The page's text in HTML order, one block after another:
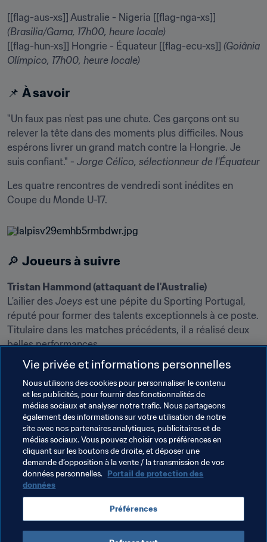
(Brasilia/Gama, 17h00, heure locale)
[[flag-hun-xs]] Hongrie - Équateur [[flag-ecu-xs]] (Goiânia
Olímpico, 17h00, heure locale)
📌 À savoir
"Un faux pas n'est pas une chute. Ces garçons ont su
relever la tête dans des moments plus difficiles. Nous
espérons livrer un grand match contre la Hongrie. Je
suis confiant." - Jorge Célico, sélectionneur de l'Équateur
Les quatre rencontres de vendredi sont inédites en
Coupe du Monde U-17.
🔎 Joueurs à suivre
Tristan Hammond (attaquant de l'Australie)
L'ailier des Joeys est une pépite du Sporting Portugal,
réputé pour former des talents exceptionnels à ce poste.
Titulaire dans les matches précédents, il a réalisé deux
belles performances.
Zini (milieu de l'Angola)
Le milieu angolais a fait parler la poudre à deux reprises
jusqu'ici et il est devenu le cauchemar des équipes
adverses. Il peut jouer au centre ou sur les côtés, de
préférence à gauche. Il sait aussi surgir par surprise dans
la surface, comme il l'a prouvé lors de son but contre le
Canada. Le Brésil lui offrira un banc d'essai intéressant.
Thèmes en lien
Coupe du Monde U-17 de la FIFA, Brésil 2019™
Vie privée et informations personnelles
Nous utilisons des cookies pour personnaliser le contenu
et les publicités, pour fournir des fonctionnalités de
médias sociaux et analyser notre trafic. Nous partageons
également des informations sur votre utilisation de notre
site avec nos partenaires analytiques, publicitaires et de
médias sociaux. Vous pouvez choisir vos préférences en
cliquant sur les boutons de droite, et déposer une
demande d’opposition à la vente / la transmission de vos
données personnelles. Portail de protection des
données
Préférences